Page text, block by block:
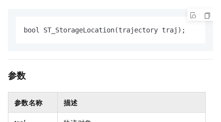
bool ST_StorageLocation(trajectory traj);
参数
参数名称 描述